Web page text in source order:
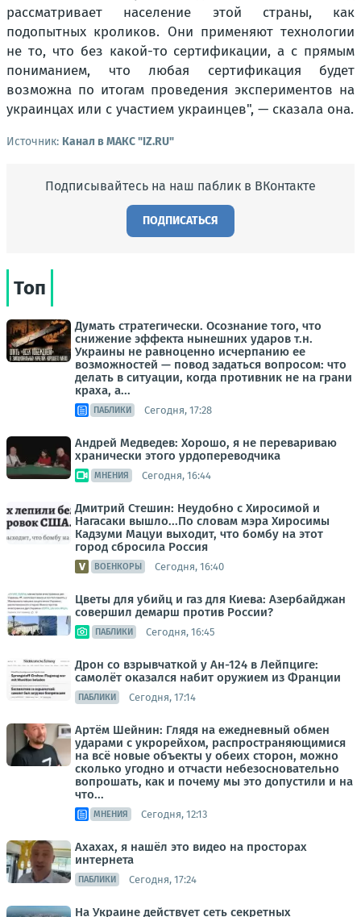
рассматривает население этой страны, как
подопытных кроликов. Они применяют технологии
не то, что без какой-то сертификации, а с прямым
пониманием, что любая сертификация будет
возможна по итогам проведения экспериментов на
украинцах или с участием украинцев", — сказала она.
Источник: Канал в МАКС "IZ.RU"
Подписывайтесь на наш паблик в ВКонтакте
ПОДПИСАТЬСЯ
Топ
Думать стратегически. Осознание того, что
снижение эффекта нынешних ударов т.н.
Украины не равноценно исчерпанию ее
возможностей — повод задаться вопросом: что
делать в ситуации, когда противник не на грани
краха, а...
ПАБЛИКИ Сегодня, 17:28
Андрей Медведев: Хорошо, я не перевариваю
хранически этого урдопереводчика
МНЕНИЯ Сегодня, 16:44
Дмитрий Стешин: Неудобно с Хиросимой и
Нагасаки вышло...По словам мэра Хиросимы
Кадзуми Мацуи выходит, что бомбу на этот
город сбросила Россия
ВОЕНКОРЫ Сегодня, 16:40
Цветы для убийц и газ для Киева: Азербайджан
совершил демарш против России?
ПАБЛИКИ Сегодня, 16:45
Дрон со взрывчаткой у Ан-124 в Лейпциге:
самолёт оказался набит оружием из Франции
ПАБЛИКИ Сегодня, 17:14
Артём Шейнин: Глядя на ежедневный обмен
ударами с укрорейхом, распространяющимися
на всё новые объекты у обеих сторон, можно
сколько угодно и отчасти небезосновательно
вопрошать, как и почему мы это допустили и на
что...
МНЕНИЯ Сегодня, 12:13
Ахахах, я нашёл это видео на просторах
интернета
ПАБЛИКИ Сегодня, 17:24
На Украине действует сеть секретных